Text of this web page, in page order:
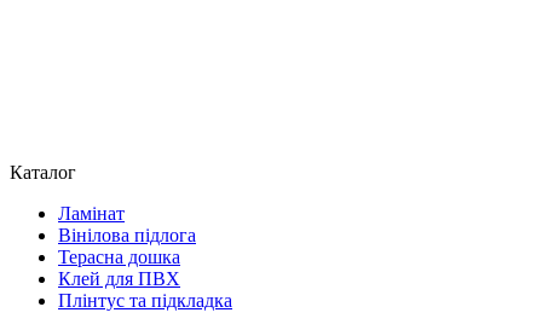
Каталог
Ламінат
Вінілова підлога
Терасна дошка
Клей для ПВХ
Плінтус та підкладка